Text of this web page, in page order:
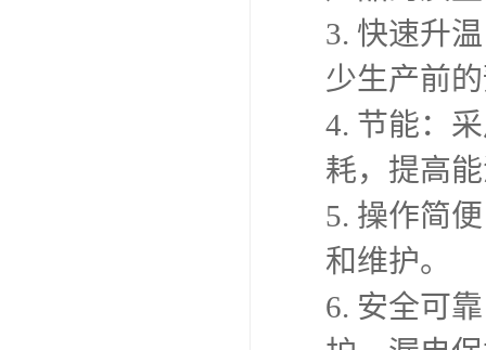
3. 快速升
少生产前
4. 节能：
耗，提高
5. 操作简
和维护。
6. 安全可